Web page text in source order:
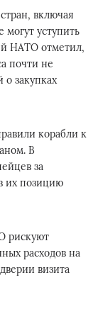
включая
уступить
НАТО отметил,
почти не
закупках
корабли к
В
за
их позицию
рискуют
расходов на
визита